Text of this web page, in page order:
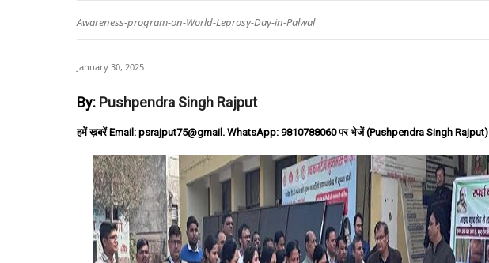
Awareness-program-on-World-Leprosy-Day-in-Palwal
January 30, 2025
By: Pushpendra Singh Rajput
हमें ख़बरें Email: psrajput75@gmail. WhatsApp: 9810788060 पर भेजें (Pushpendra Singh Rajput)